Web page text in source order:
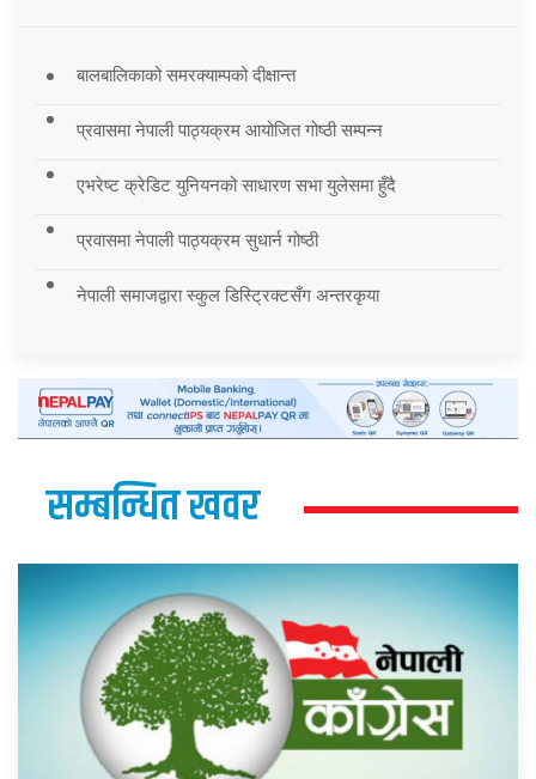
बालबालिकाको समरक्याम्पको दीक्षान्त
प्रवासमा नेपाली पाठ्यक्रम आयोजित गोष्ठी सम्पन्न
एभरेष्ट क्रेडिट युनियनको साधारण सभा युलेसमा हुँदै
प्रवासमा नेपाली पाठ्यक्रम सुधार्न गोष्ठी
नेपाली समाजद्वारा स्कुल डिस्ट्रिक्टसँग अन्तरकृया
सम्बन्धित खवर